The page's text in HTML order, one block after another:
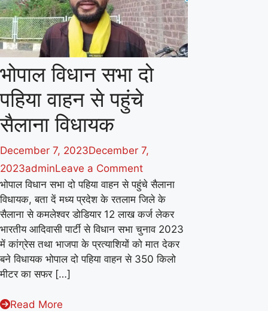
प्रमुखता
से
उभरकर
आया
सामने
भोपाल विधान सभा दो
पहिया वाहन से पहुंचे
सैलाना विधायक
December 7, 2023December 7,
2023adminLeave a Commenton
भोपाल
विधान
सभा
दो
पहिया
भोपाल विधान सभा दो पहिया वाहन से पहुंचे सैलाना
विधायक, बता दें मध्य प्रदेश के रतलाम जिले के
सैलाना से कमलेश्वर डोडियार 12 लाख कर्ज लेकर
भारतीय आदिवासी पार्टी से विधान सभा चुनाव 2023
में कांग्रेस तथा भाजपा के प्रत्याशियों को मात देकर
बने विधायक भोपाल दो पहिया वाहन से 350 किलो
मीटर का सफर […]
Read More